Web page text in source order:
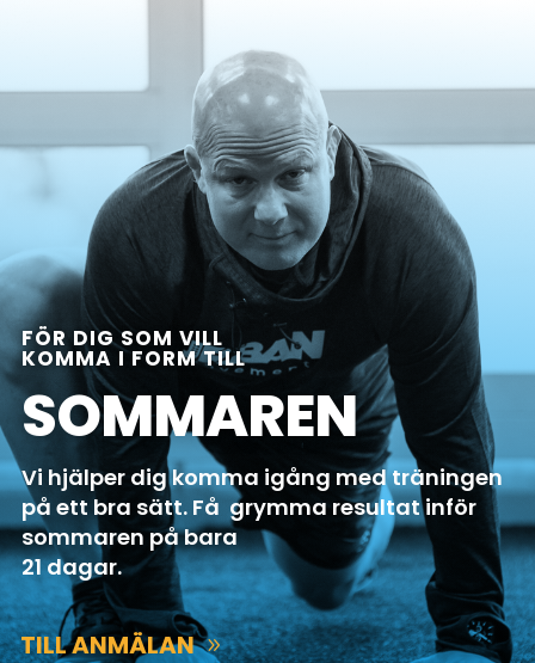
FÖR DIG SOM VILL
KOMMA I FORM TILL
SOMMAREN
Vi hjälper dig komma igång med träningen
på ett bra sätt. Få grymma resultat inför
sommaren på bara
21 dagar.
TILL ANMÄLAN